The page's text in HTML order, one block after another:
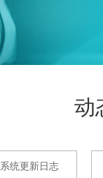
动
系统更新日志